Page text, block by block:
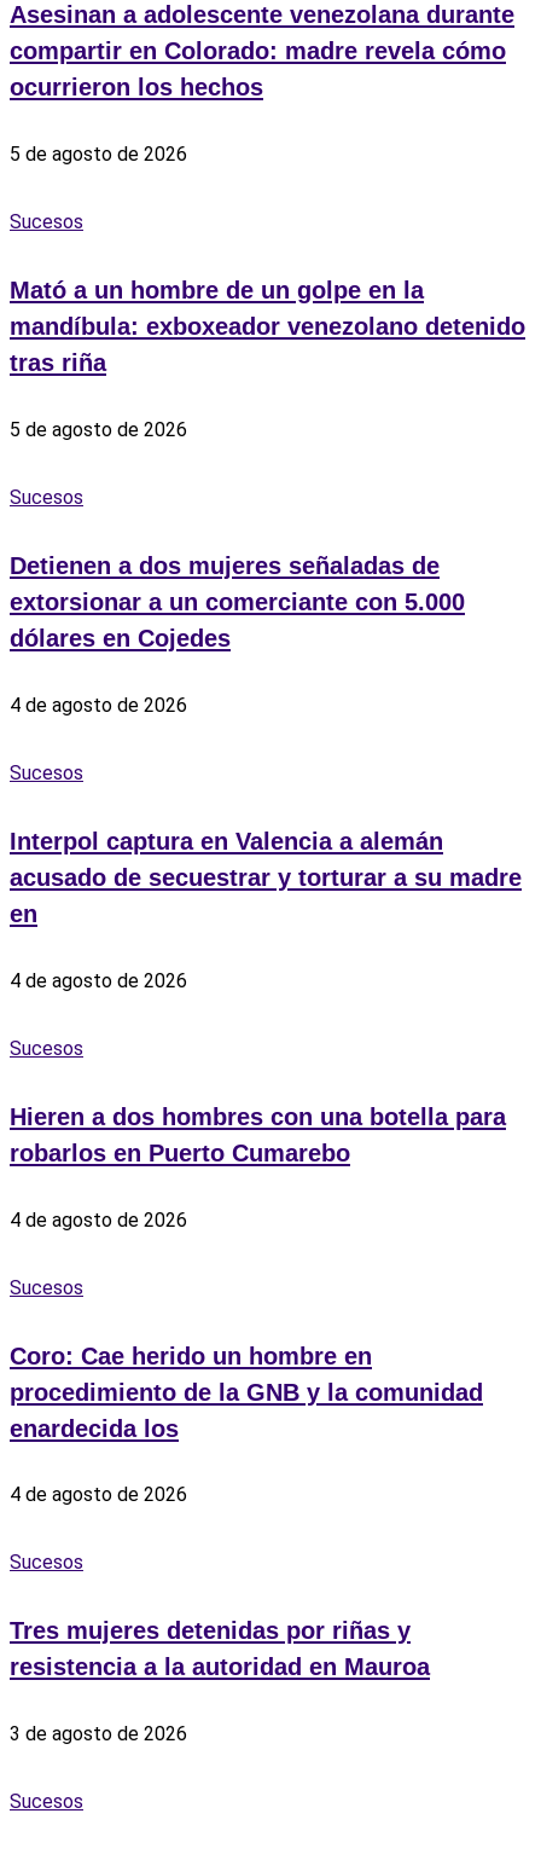
Asesinan a adolescente venezolana durante
compartir en Colorado: madre revela cómo
ocurrieron los hechos
5 de agosto de 2026
Sucesos
Mató a un hombre de un golpe en la
mandíbula: exboxeador venezolano detenido
tras riña
5 de agosto de 2026
Sucesos
Detienen a dos mujeres señaladas de
extorsionar a un comerciante con 5.000
dólares en Cojedes
4 de agosto de 2026
Sucesos
Interpol captura en Valencia a alemán
acusado de secuestrar y torturar a su madre
en
4 de agosto de 2026
Sucesos
Hieren a dos hombres con una botella para
robarlos en Puerto Cumarebo
4 de agosto de 2026
Sucesos
Coro: Cae herido un hombre en
procedimiento de la GNB y la comunidad
enardecida los
4 de agosto de 2026
Sucesos
Tres mujeres detenidas por riñas y
resistencia a la autoridad en Mauroa
3 de agosto de 2026
Sucesos